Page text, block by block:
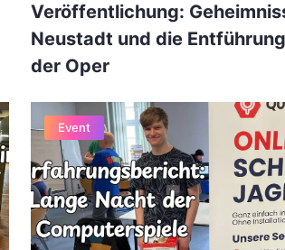
Veröffentlichung:
Neustadt und die
der Oper
Event